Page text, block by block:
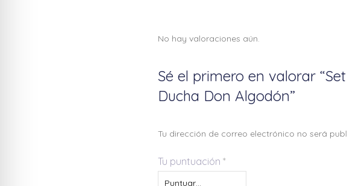
No hay valoraciones aún.
Sé el primero en valorar
Ducha Don Algodón”
Tu dirección de correo electrónico no será
Tu puntuación *